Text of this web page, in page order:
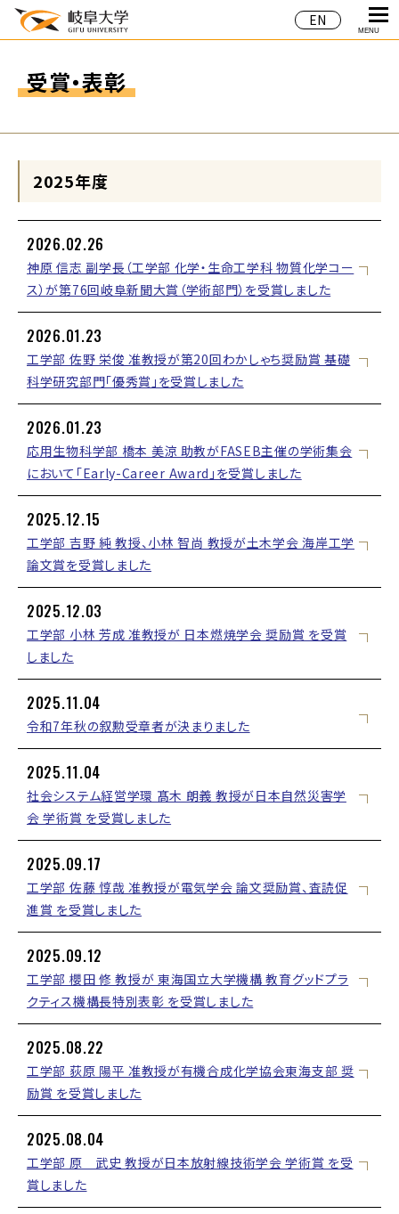
EN
MENU
受賞・表彰
2025年度
2026.02.26
神原 信志 副学長（工学部 化学・生命工学科 物質化学コー
ス）が第76回岐阜新聞大賞（学術部門）を受賞しました
2026.01.23
工学部 佐野 栄俊 准教授が第20回わかしゃち奨励賞 基礎
科学研究部門「優秀賞」を受賞しました
2026.01.23
応用生物科学部 橋本 美涼 助教がFASEB主催の学術集会
において「Early-Career Award」を受賞しました
2025.12.15
工学部 吉野 純 教授、小林 智尚 教授が土木学会 海岸工学
論文賞を受賞しました
2025.12.03
工学部 小林 芳成 准教授が 日本燃焼学会 奨励賞 を受賞
しました
2025.11.04
令和7年秋の叙勲受章者が決まりました
2025.11.04
社会システム経営学環 髙木 朗義 教授が日本自然災害学
会 学術賞 を受賞しました
2025.09.17
工学部 佐藤 惇哉 准教授が電気学会 論文奨励賞、査読促
進賞 を受賞しました
2025.09.12
工学部 櫻田 修 教授が 東海国立大学機構 教育グッドプラ
クティス機構長特別表彰 を受賞しました
2025.08.22
工学部 荻原 陽平 准教授が有機合成化学協会東海支部 奨
励賞 を受賞しました
2025.08.04
工学部 原 武史 教授が日本放射線技術学会 学術賞 を受
賞しました